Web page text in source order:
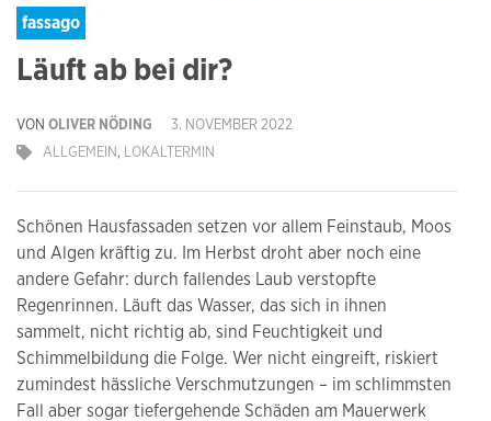
fassago
Läuft ab bei dir?
VON OLIVER NÖDING
3. NOVEMBER 2022
ALLGEMEIN, LOKALTERMIN
Schönen Hausfassaden setzen vor allem Feinstaub, Moos
und Algen kräftig zu. Im Herbst droht aber noch eine
andere Gefahr: durch fallendes Laub verstopfte
Regenrinnen. Läuft das Wasser, das sich in ihnen
sammelt, nicht richtig ab, sind Feuchtigkeit und
Schimmelbildung die Folge. Wer nicht eingreift, riskiert
zumindest hässliche Verschmutzungen – im schlimmsten
Fall aber sogar tiefergehende Schäden am Mauerwerk